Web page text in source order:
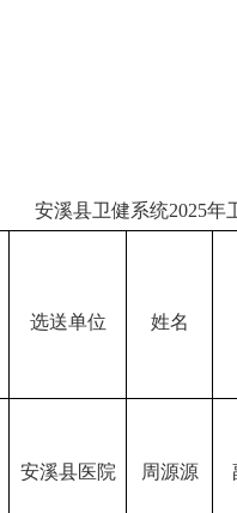
安溪县卫健系统2025年
选送单位 姓名
安溪县医院 周源源